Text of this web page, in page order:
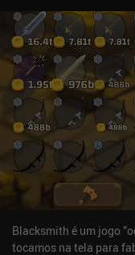
Blacksmith é um jogo
tocamos na tela para